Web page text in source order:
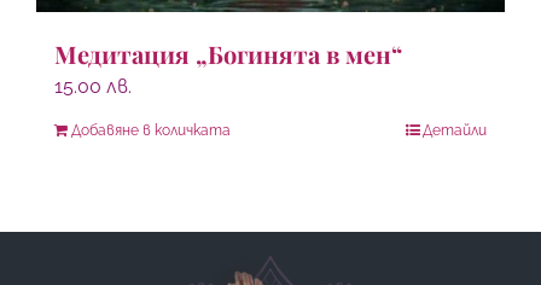
Медитация „Богинята в мен“
15.00 лв.
Добавяне в количката Детайли